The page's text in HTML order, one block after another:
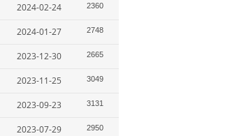
2024-02-24 2360
2024-01-27 2748
2023-12-30 2665
2023-11-25 3049
2023-09-23 3131
2023-07-29 2950